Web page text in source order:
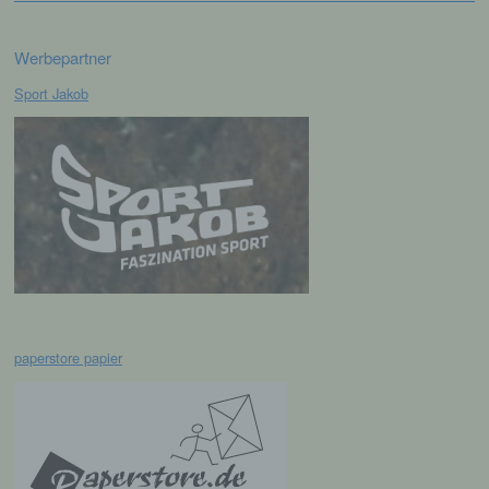
Werbepartner
Sport Jakob
paperstore papier
Verarbeitung ist jeder mit oder ohne Hilfe
Zusammenhang mit personenbezogenen
Daten wie das Erheben, das Erfassen, die
Organisation, das Ordnen, die Speicherung,
die Anpassung oder Veränderung, das
Auslesen, das Abfragen, die Verwendung,
Löschen oder die Vernichtung.
d) Einschränkung der Verarbeitung